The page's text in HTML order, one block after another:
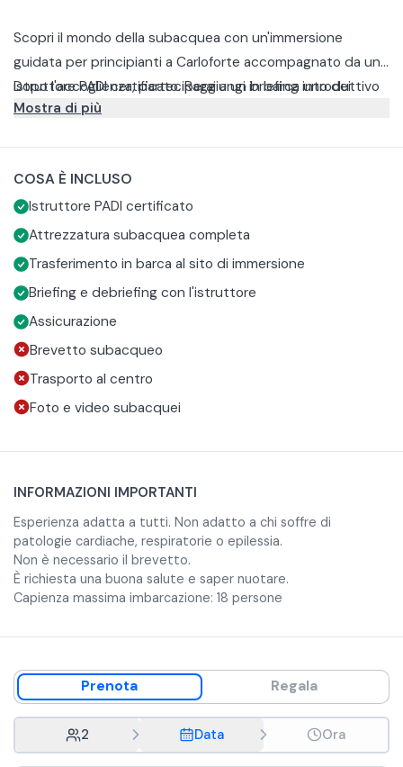
Scopri il mondo della subacquea con un'immersione
guidata per principianti a Carloforte accompagnato da un
istruttore PADI certificato. Raggiungi in barca uno dei
migliori siti di immersione dell'Isola di San Pietro.
Dopo l'accoglienza, parteciperai a un briefing introduttivo
durante il quale imparerai le tecniche fondamentali per
dell'attrezzatura, che viene scelta e regolata in base alle
tue esigenze.
condizioni del mare. In acqua inizierai con alcuni semplici
esercizi in una zona protetta, sempre sotto l'attenta
supervisione dell'istruttore, così da acquisire confidenza.
Quando sarai pronto, inizierai la tua immersione guidata tra
Al termine dell'esperienza rientrerai al punto di partenza,
dove un debriefing finale ti permetterà di rivivere i
momenti più belli della giornata e ricevere consigli utili.
Mostra di più
COSA È INCLUSO
Istruttore PADI certificato
Attrezzatura subacquea completa
Trasferimento in barca al sito di immersione
Briefing e debriefing con l'istruttore
Assicurazione
Brevetto subacqueo
Trasporto al centro
Foto e video subacquei
INFORMAZIONI IMPORTANTI
Esperienza adatta a tutti. Non adatto a chi soffre di
patologie cardiache, respiratorie o epilessia.
Non è necessario il brevetto.
È richiesta una buona salute e saper nuotare.
Capienza massima imbarcazione: 18 persone
Prenota Regala
2 Data Ora